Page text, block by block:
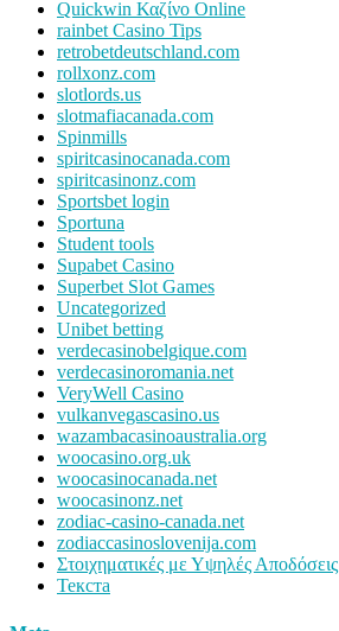
Quickwin Καζίνο Online
rainbet Casino Tips
retrobetdeutschland.com
rollxonz.com
slotlords.us
slotmafiacanada.com
Spinmills
spiritcasinocanada.com
spiritcasinonz.com
Sportsbet login
Sportuna
Student tools
Supabet Casino
Superbet Slot Games
Uncategorized
Unibet betting
verdecasinobelgique.com
verdecasinoromania.net
VeryWell Casino
vulkanvegascasino.us
wazambacasinoaustralia.org
woocasino.org.uk
woocasinocanada.net
woocasinonz.net
zodiac-casino-canada.net
zodiaccasinoslovenija.com
Στοιχηματικές με Υψηλές Αποδόσεις
Текста